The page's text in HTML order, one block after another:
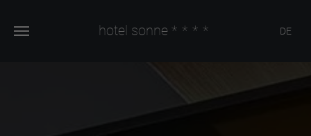
hotel sonne **** DE